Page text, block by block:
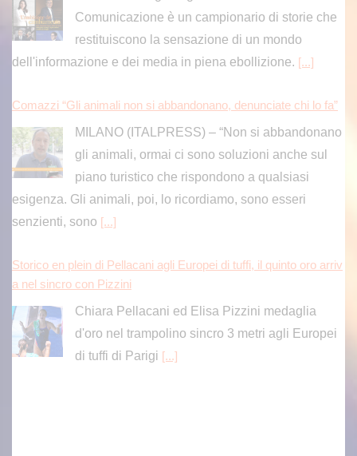
restituiscono la sensazione di un mondo
dell'informazione e dei media in piena ebollizione.[...]
MILANO (ITALPRESS) – “Non si abbandonano
gli animali, ormai ci sono soluzioni anche sul
piano turistico che rispondono a qualsiasi
esigenza. Gli animali, poi, lo ricordiamo, sono esseri
senzienti, sono[...]
a nel sincro con Pizzini
Chiara Pellacani ed Elisa Pizzini medaglia
d'oro nel trampolino sincro 3 metri agli Europei
di tuffi di Parigi[...]